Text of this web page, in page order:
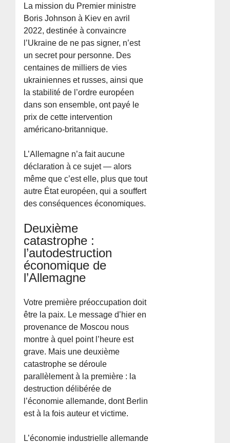
La mission du Premier ministre
Boris Johnson à Kiev en avril
2022, destinée à convaincre
l’Ukraine de ne pas signer, n’est
un secret pour personne. Des
centaines de milliers de vies
ukrainiennes et russes, ainsi que
la stabilité de l’ordre européen
dans son ensemble, ont payé le
prix de cette intervention
américano-britannique.
L’Allemagne n’a fait aucune
déclaration à ce sujet — alors
même que c’est elle, plus que tout
autre État européen, qui a souffert
des conséquences économiques.
Deuxième
catastrophe :
l’autodestruction
économique de
l’Allemagne
Votre première préoccupation doit
être la paix. Le message d’hier en
provenance de Moscou nous
montre à quel point l’heure est
grave. Mais une deuxième
catastrophe se déroule
parallèlement à la première : la
destruction délibérée de
l’économie allemande, dont Berlin
est à la fois auteur et victime.
L’économie industrielle allemande